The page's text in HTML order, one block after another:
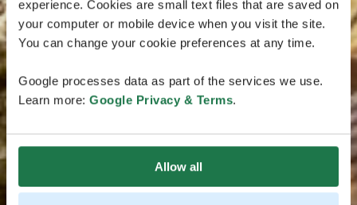
experience. Cookies are small text files that are saved on
your computer or mobile device when you visit the site.
You can change your cookie preferences at any time.
Google processes data as part of the services we use.
Learn more: Google Privacy & Terms.
Allow all